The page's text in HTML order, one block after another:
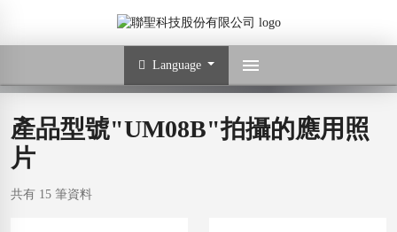
Language
產品型號"UM08B"拍攝的應用照
片
共有 15 筆資料